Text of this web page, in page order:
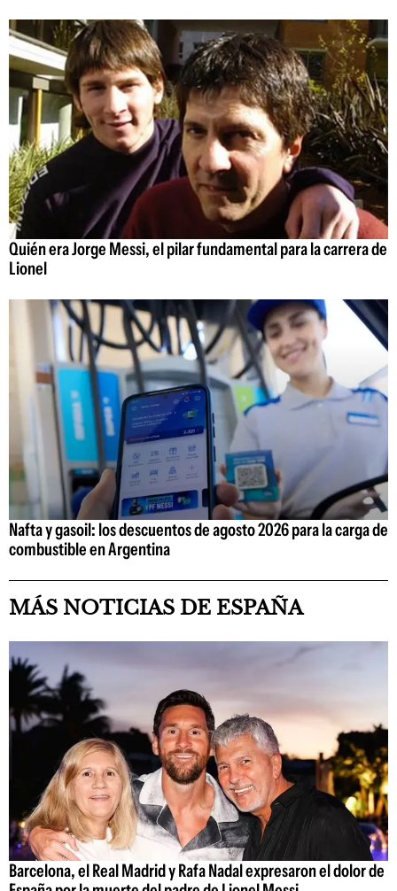
Quién era Jorge Messi, el pilar fundamental para la carrera de
Lionel
Nafta y gasoil: los descuentos de agosto 2026 para la carga de
combustible en Argentina
MÁS NOTICIAS DE ESPAÑA
Barcelona, el Real Madrid y Rafa Nadal expresaron el dolor de